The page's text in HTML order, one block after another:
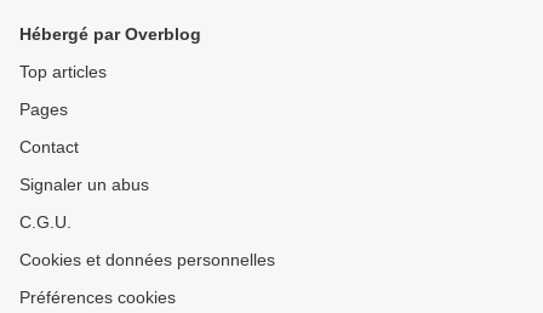
Hébergé par Overblog
Top articles
Pages
Contact
Signaler un abus
C.G.U.
Cookies et données personnelles
Préférences cookies